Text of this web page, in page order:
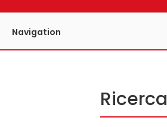
Navigation
Ricerca